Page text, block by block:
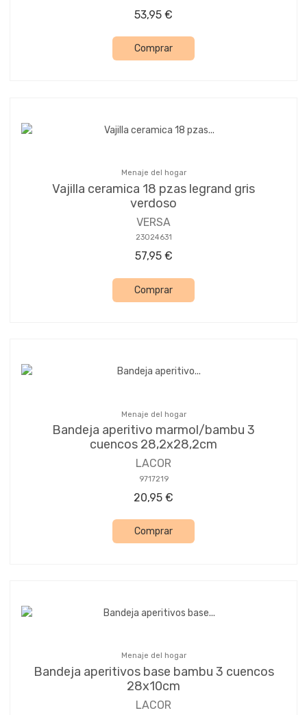
53,95 €
Comprar
Menaje del hogar
Vajilla ceramica 18 pzas legrand gris
verdoso
VERSA
23024631
57,95 €
Comprar
Menaje del hogar
Bandeja aperitivo marmol/bambu 3
cuencos 28,2x28,2cm
LACOR
9717219
20,95 €
Comprar
Menaje del hogar
Bandeja aperitivos base bambu 3 cuencos
28x10cm
LACOR